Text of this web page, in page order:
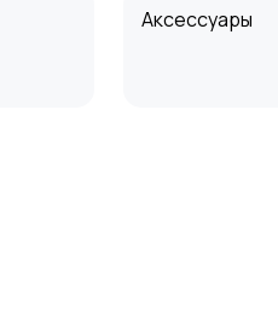
Аксессуары